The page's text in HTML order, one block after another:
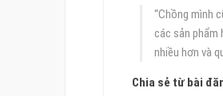
“Chồng mình
các sản phẩm
nhiều hơn và
Chia sẻ từ bài